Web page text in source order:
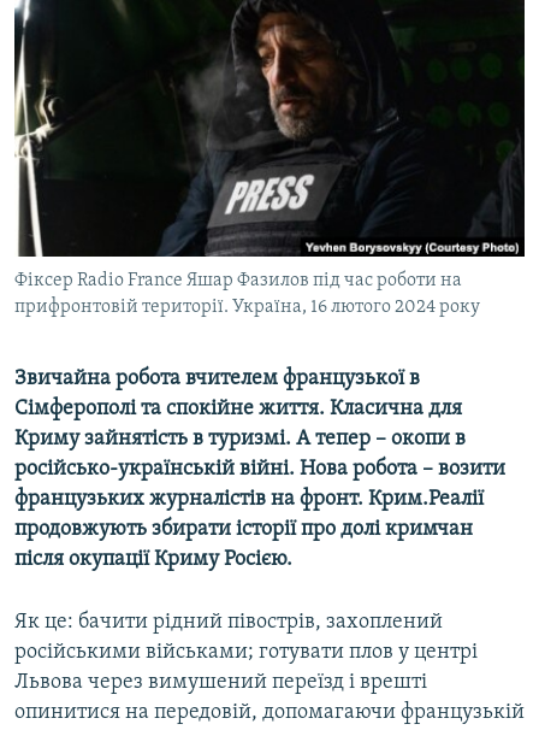
ВІДЕОУРОКИ «ELIFBE»
СВІДЧЕННЯ ОКУПАЦІЇ
УКРАЇНСЬКА ПРОБЛЕМА КРИМУ
ЯК ОБІЙТИ БЛОКУВАННЯ
Русский
Qırımtatar
ДОЛУЧАЙСЯ!
Усі сайти RFE/RL
Фіксер Radio France Яшар Фазилов під час роботи на
прифронтовій території. Україна, 16 лютого 2024 року
Звичайна робота вчителем французької в
Сімферополі та спокійне життя. Класична для
Криму зайнятість в туризмі. А тепер – окопи в
російсько-українській війні. Нова робота – возити
французьких журналістів на фронт. Крим.Реалії
продовжують збирати історії про долі кримчан
після окупації Криму Росією.
Як це: бачити рідний півострів, захоплений
російськими військами; готувати плов у центрі
Львова через вимушений переїзд і врешті
опинитися на передовій, допомагаючи французькій